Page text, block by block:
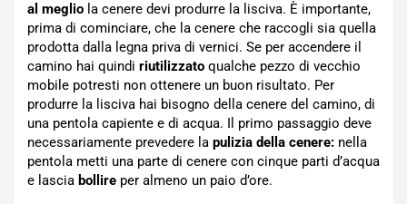
al meglio la cenere devi produrre la lisciva. È importante,
prima di cominciare, che la cenere che raccogli sia quella
prodotta dalla legna priva di vernici. Se per accendere il
camino hai quindi riutilizzato qualche pezzo di vecchio
mobile potresti non ottenere un buon risultato. Per
produrre la lisciva hai bisogno della cenere del camino, di
una pentola capiente e di acqua. Il primo passaggio deve
necessariamente prevedere la pulizia della cenere: nella
pentola metti una parte di cenere con cinque parti d’acqua
e lascia bollire per almeno un paio d’ore.